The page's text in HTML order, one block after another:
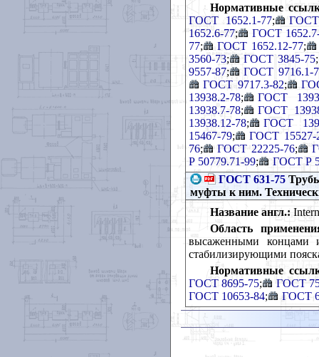
Нормативные
ГОСТ 1652.1-77;
ГОСТ
1652.6-77;
ГОСТ
77; ГОСТ 1652.12-77;
3560-73; ГОСТ 3845-75;
9557-87;
ГОСТ 9716.1-
ГОСТ 9717.3-82;
13938.2-78;
ГОСТ
13938.7-78;
ГОСТ
13938.12-78;
ГОСТ
15467-79;
ГОСТ 15527-
76; ГОСТ 22225-76;
Р 50779.71-99;
ГОСТ Р
ГОСТ 631-75
муфты к ним.
Название англ.:
Область
высаженными
стабилизирующими
Нормативные
ГОСТ 8695-75;
ГОСТ
ГОСТ 10653-84; ГОСТ